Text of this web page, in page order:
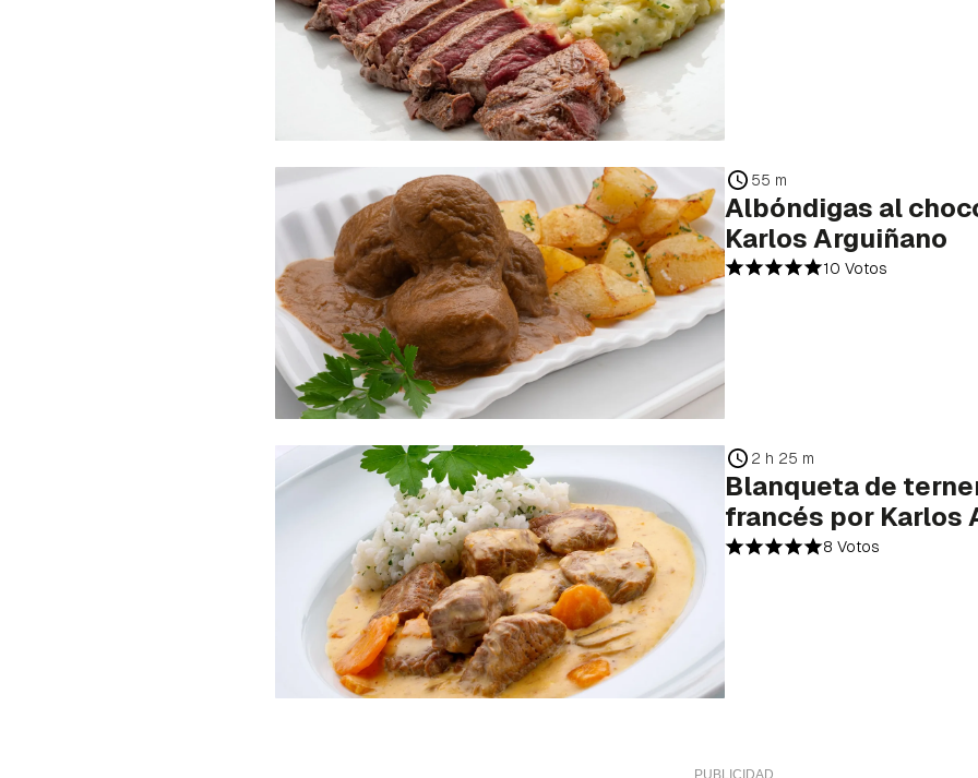
55 m
Albóndigas al
Karlos Arguiñano
10 Votos
2 h 25 m
Blanqueta de
francés por Karlos
8 Votos